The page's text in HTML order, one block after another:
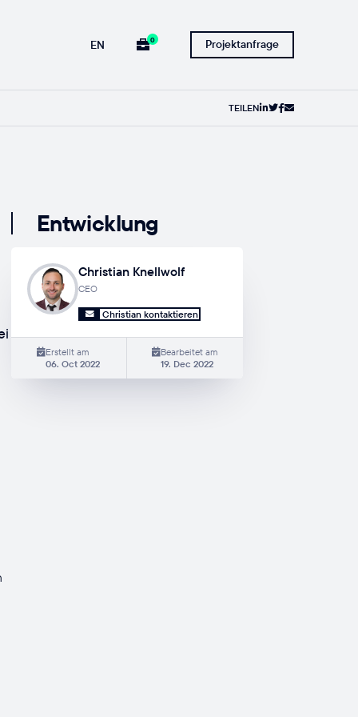
0
EN Projektanfrage
TEILEN
Entwicklung
Christian Knellwolf
CEO
Christian kontaktieren
Erstellt am
06. Oct 2022
Bearbeitet am
19. Dec 2022